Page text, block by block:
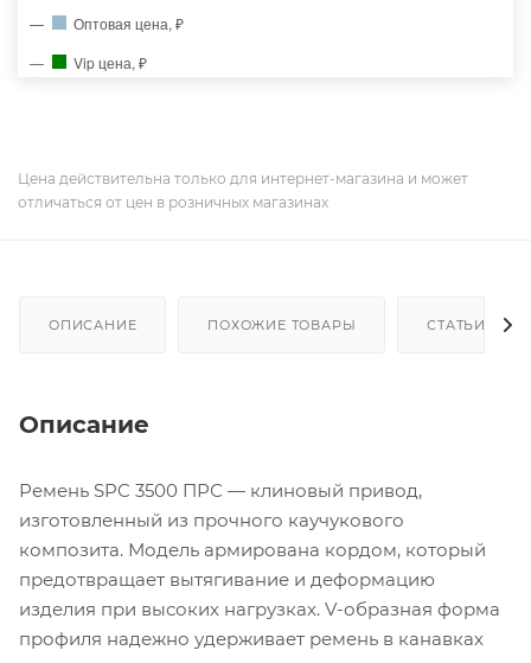
Оптовая цена, ₽
Vip цена, ₽
Цена действительна только для интернет-магазина и может
отличаться от цен в розничных магазинах
ОПИСАНИЕ ПОХОЖИЕ ТОВАРЫ СТАТЬИ
Описание
Ремень SPC 3500 ПРС — клиновый привод,
изготовленный из прочного каучукового
композита. Модель армирована кордом, который
предотвращает вытягивание и деформацию
изделия при высоких нагрузках. V-образная форма
профиля надежно удерживает ремень в канавках